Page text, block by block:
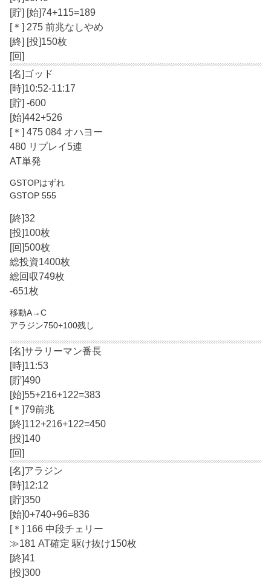
[貯] [始]74+115=189
[＊] 275 前兆なしやめ
[終] [投]150枚
[回]
[名]ゴッド
[時]10:52-11:17
[貯] -600
[始]442+526
[＊] 475 084 オハヨー
480 リプレイ5連
AT単発
GSTOPはずれ
GSTOP 555
[終]32
[投]100枚
[回]500枚
総投資1400枚
総回収749枚
-651枚
移動A→C
アラジン750+100残し
[名]サラリーマン番長
[時]11:53
[貯]490
[始]55+216+122=383
[＊]79前兆
[終]112+216+122=450
[投]140
[回]
[名]アラジン
[時]12:12
[貯]350
[始]0+740+96=836
[＊] 166 中段チェリー
≫181 AT確定 駆け抜け150枚
[終]41
[投]300